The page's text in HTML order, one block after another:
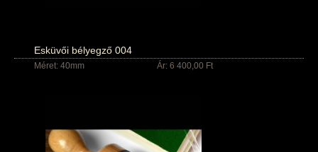
Esküvői bélyegző 004
Méret: 40mm Ár: 6 400,00 Ft